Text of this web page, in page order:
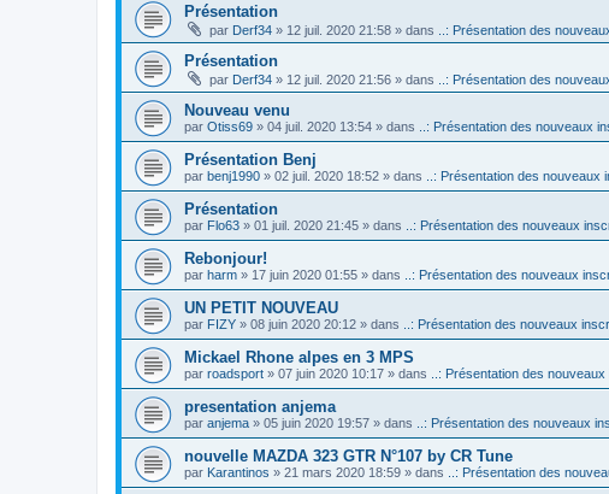
Présentation
par Derf34 » 12 juil. 2020 21:58 » dans ..: Présentation des
Présentation
par Derf34 » 12 juil. 2020 21:56 » dans ..: Présentation des
Nouveau venu
par Otiss69 » 04 juil. 2020 13:54 » dans ..: Présentation des nouveaux
Présentation Benj
par benj1990 » 02 juil. 2020 18:52 » dans ..: Présentation des nouveaux
Présentation
par Flo63 » 01 juil. 2020 21:45 » dans ..: Présentation des nouveaux
Rebonjour!
par harm » 17 juin 2020 01:55 » dans ..: Présentation des nouveaux
UN PETIT NOUVEAU
par FIZY » 08 juin 2020 20:12 » dans ..: Présentation des nouveaux
Mickael Rhone alpes en 3 MPS
par roadsport » 07 juin 2020 10:17 » dans ..: Présentation des nouveaux
presentation anjema
par anjema » 05 juin 2020 19:57 » dans ..: Présentation des nouveaux
nouvelle MAZDA 323 GTR N°107 by CR Tune
par Karantinos » 21 mars 2020 18:59 » dans ..: Présentation des